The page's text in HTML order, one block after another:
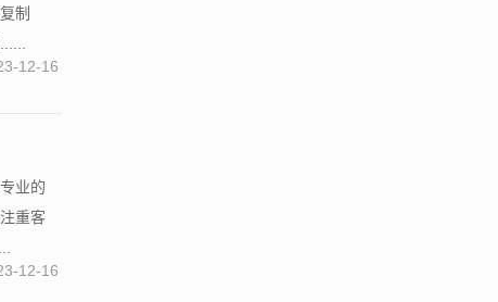
制
12-16
业的
重客
12-16